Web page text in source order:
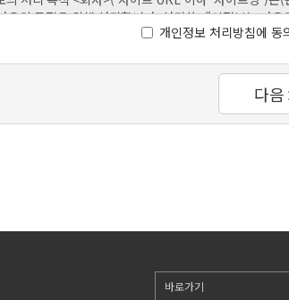
개인정보 처리방침에 동
다음